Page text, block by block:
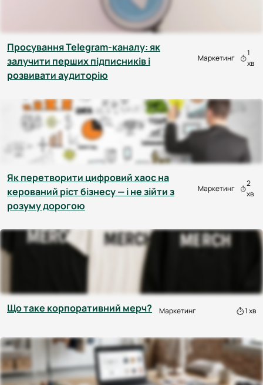
Просування Telegram-каналу: як
залучити перших підписників і
розвивати аудиторію
Маркетинг
1
хв
Як перетворити цифровий хаос на
керований ріст бізнесу — і не зійти з
розуму дорогою
Маркетинг
2
хв
Що таке корпоративний мерч? Маркетинг 1 хв